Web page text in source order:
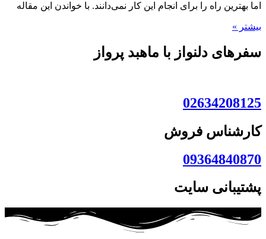
اما بهترین راه را برای انجام این کار نمی‌دانند. با خواندن این مقاله
بیشتر »
سفرهای دلنواز با ماهبد پرواز
02634208125
کارشناس فروش
09364840870
پشتیبانی سایت